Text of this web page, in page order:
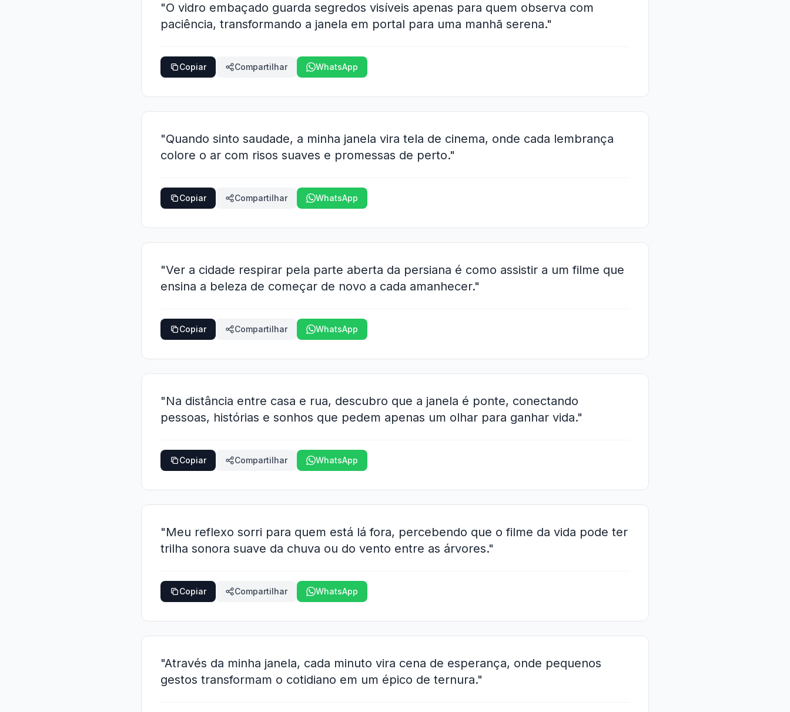
"O vidro embaçado guarda segredos visíveis apenas para quem observa com
paciência, transformando a janela em portal para uma manhã serena."
Copiar Compartilhar WhatsApp
"Quando sinto saudade, a minha janela vira tela de cinema, onde cada lembrança
colore o ar com risos suaves e promessas de perto."
Copiar Compartilhar WhatsApp
"Ver a cidade respirar pela parte aberta da persiana é como assistir a um filme que
ensina a beleza de começar de novo a cada amanhecer."
Copiar Compartilhar WhatsApp
"Na distância entre casa e rua, descubro que a janela é ponte, conectando
pessoas, histórias e sonhos que pedem apenas um olhar para ganhar vida."
Copiar Compartilhar WhatsApp
"Meu reflexo sorri para quem está lá fora, percebendo que o filme da vida pode ter
trilha sonora suave da chuva ou do vento entre as árvores."
Copiar Compartilhar WhatsApp
"Através da minha janela, cada minuto vira cena de esperança, onde pequenos
gestos transformam o cotidiano em um épico de ternura."